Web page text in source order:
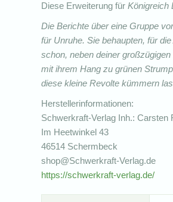
Diese Erweiterung für Königreich
Die Berichte über eine Gruppe
für Unruhe. Sie behaupten, für
schon, neben deiner
mit ihrem Hang zu grünen
diese kleine Revolte kümmern
Herstellerinformationen:
Schwerkraft-Verlag Inh.: Carsten
Im Heetwinkel 43
46514 Schermbeck
shop@Schwerkraft-Verlag.de
https://schwerkraft-verlag.de/